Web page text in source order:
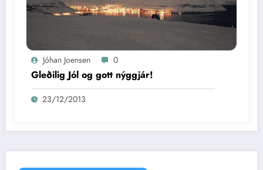
Jóhan Joensen 0
Gleðilig Jól og gott nýggjár!
23/12/2013